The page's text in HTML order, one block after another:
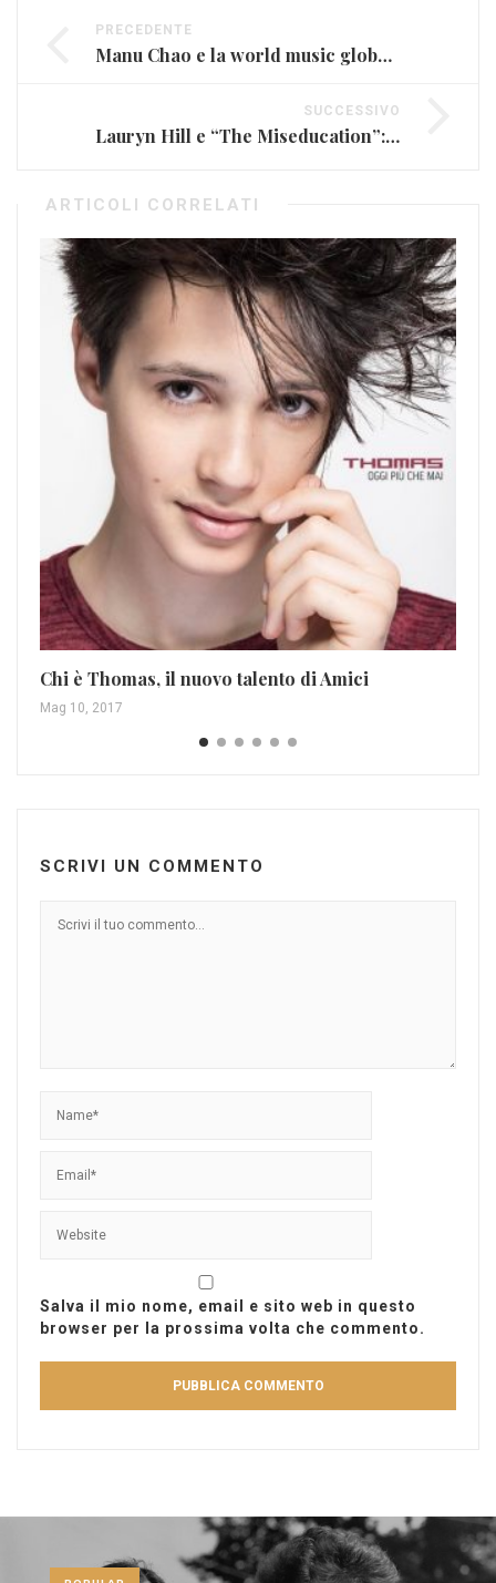
PRECEDENTE
Manu Chao e la world music globale
SUCCESSIVO
Lauryn Hill e “The Miseducation”: svolta R&B
ARTICOLI CORRELATI
Chi è Thomas, il nuovo talento di Amici
Mag 10, 2017
SCRIVI UN COMMENTO
Salva il mio nome, email e sito web in questo
browser per la prossima volta che commento.